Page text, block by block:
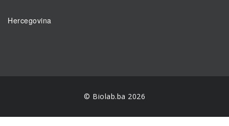
Hercegovina
© Biolab.ba 2026